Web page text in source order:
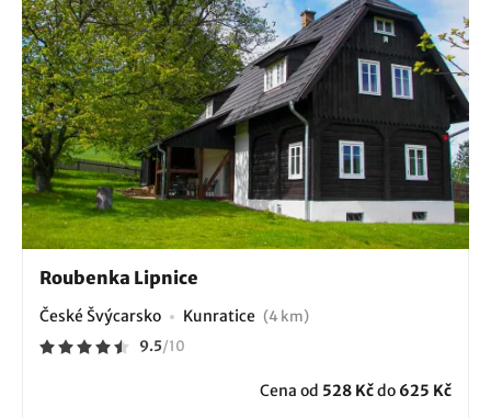
Roubenka Lipnice
České Švýcarsko Kunratice (4 km)
9.5/10
Cena od 528 Kčdo 625 Kč